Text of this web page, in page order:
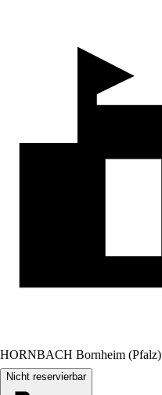
HORNBACH Bornheim (Pfalz)
Nicht reservierbar